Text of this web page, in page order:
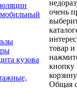
кузова
очень
товар и
кнопку
Общая